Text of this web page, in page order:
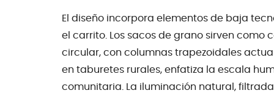
El diseño incorpora elementos de baja
el carrito. Los sacos de grano sirven como
circular, con columnas trapezoidales
en taburetes rurales, enfatiza la escala
comunitaria. La iluminación natural,